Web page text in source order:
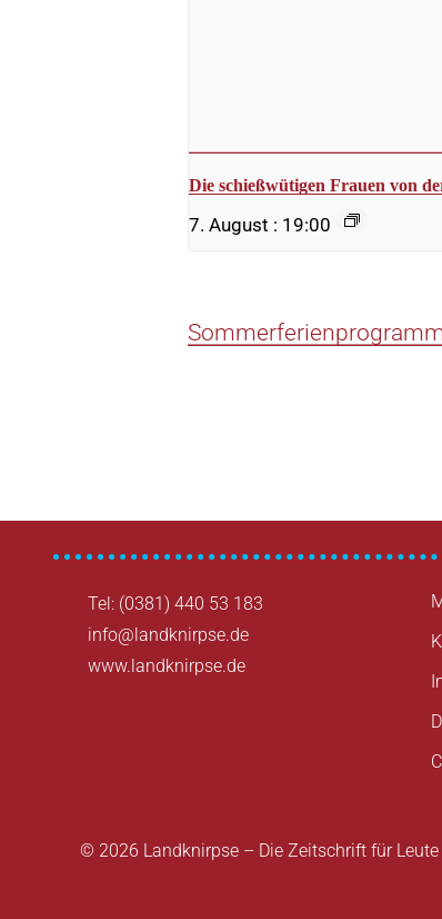
Die schießwütigen Frauen von
7. August : 19:00
Tel: (0381) 440 53 183
info@landknirpse.de
www.landknirpse.de
© 2026 Landknirpse – Die Zeitschrift für